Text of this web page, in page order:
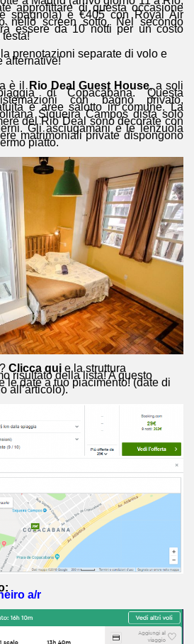
approfittare di questa occasione
spagnola) e €405 con Royal Air
nello screen sotto. Nel secondo
essere da 10 notti per un costo
prenotazioni separate di volo e
alternative!
è il Rio Deal Guest House, a soli
di Copacabana. Questa
con bagno privato,
e aree salotto in comune. La
Siqueira Campos dista solo
del Rio Deal sono decorate con
Gli asciugamani e le lenzuola
matrimoniali private dispongono
piatto.
Clicca qui e la struttura
risultato della lista! A questo
le date a tuo piacimento! (date di
all’articolo).
a/r